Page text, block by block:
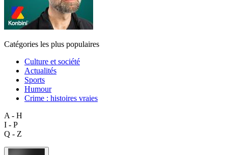
Catégories les plus populaires
Culture et société
Actualités
Sports
Humour
Crime : histoires vraies
A - H
I - P
Q - Z